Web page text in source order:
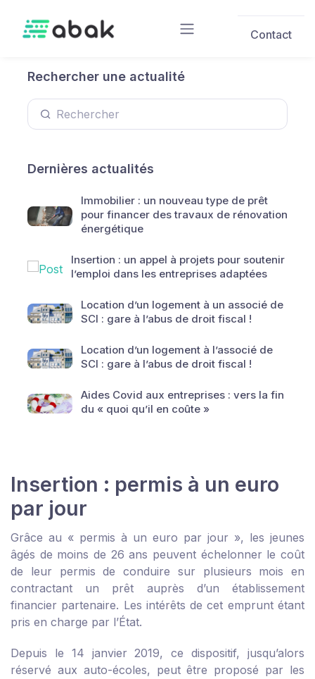
Contact
Rechercher une actualité
Dernières actualités
Immobilier : un nouveau type de prêt
pour financer des travaux de rénovation
énergétique
Insertion : un appel à projets pour soutenir
l’emploi dans les entreprises adaptées
Location d’un logement à un associé de
SCI : gare à l’abus de droit fiscal !
Location d’un logement à l’associé de
SCI : gare à l’abus de droit fiscal !
Aides Covid aux entreprises : vers la fin
du « quoi qu’il en coûte »
Insertion : permis à un euro
par jour
Grâce au « permis à un euro par jour », les jeunes
âgés de moins de 26 ans peuvent échelonner le coût
de leur permis de conduire sur plusieurs mois en
contractant un prêt auprès d’un établissement
financier partenaire. Les intérêts de cet emprunt étant
pris en charge par l’État.
Depuis le 14 janvier 2019, ce dispositif, jusqu’alors
réservé aux auto-écoles, peut être proposé par les